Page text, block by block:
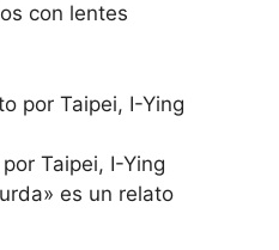
con lentes
Taipei, I-Ying
es un relato